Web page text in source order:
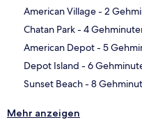
American Village- 2
Chatan Park- 4
American Depot- 5
Depot Island - 6
Sunset Beach- 8
Mehr anzeigen